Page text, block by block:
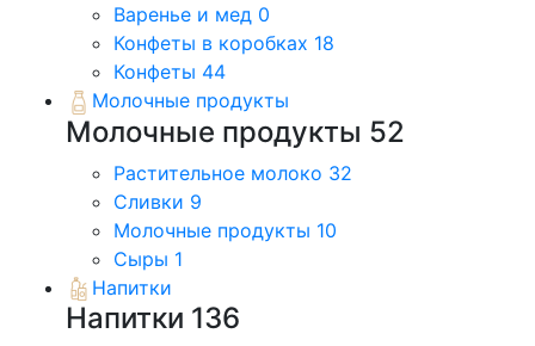
Варенье и мед 0
Конфеты в коробках 18
Конфеты 44
Молочные продукты
Молочные продукты 52
Растительное молоко 32
Сливки 9
Молочные продукты 10
Сыры 1
Напитки
Напитки 136